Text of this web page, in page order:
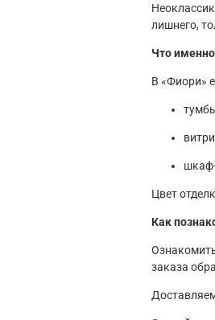
лишнего,
Что
В «Фиори»
Цвет
Как
заказа